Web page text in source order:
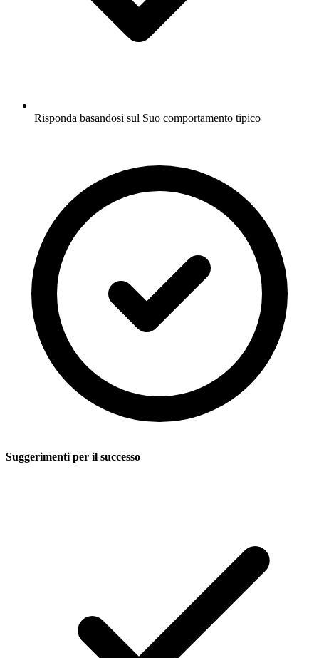
Risponda basandosi sul Suo comportamento tipico
Suggerimenti per il successo